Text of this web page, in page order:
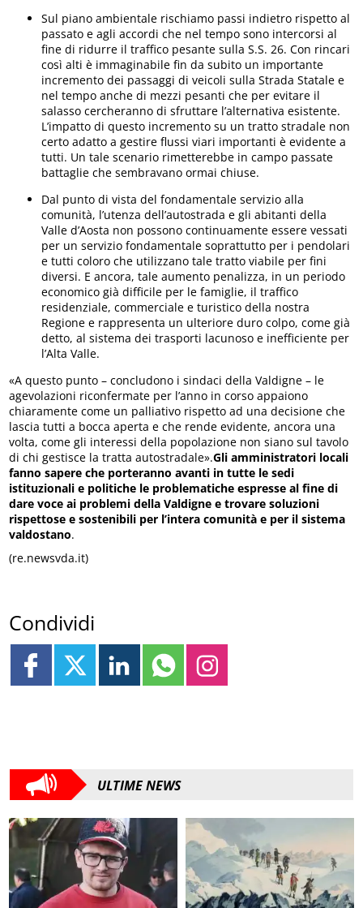
Sul piano ambientale rischiamo passi indietro rispetto al
passato e agli accordi che nel tempo sono intercorsi al
fine di ridurre il traffico pesante sulla S.S. 26. Con rincari
così alti è immaginabile fin da subito un importante
incremento dei passaggi di veicoli sulla Strada Statale e
nel tempo anche di mezzi pesanti che per evitare il
salasso cercheranno di sfruttare l’alternativa esistente.
L’impatto di questo incremento su un tratto stradale non
certo adatto a gestire flussi viari importanti è evidente a
tutti. Un tale scenario rimetterebbe in campo passate
battaglie che sembravano ormai chiuse.
Dal punto di vista del fondamentale servizio alla
comunità, l’utenza dell’autostrada e gli abitanti della
Valle d’Aosta non possono continuamente essere vessati
per un servizio fondamentale soprattutto per i pendolari
e tutti coloro che utilizzano tale tratto viabile per fini
diversi. E ancora, tale aumento penalizza, in un periodo
economico già difficile per le famiglie, il traffico
residenziale, commerciale e turistico della nostra
Regione e rappresenta un ulteriore duro colpo, come già
detto, al sistema dei trasporti lacunoso e inefficiente per
l’Alta Valle.
«A questo punto – concludono i sindaci della Valdigne – le
agevolazioni riconfermate per l’anno in corso appaiono
chiaramente come un palliativo rispetto ad una decisione che
lascia tutti a bocca aperta e che rende evidente, ancora una
volta, come gli interessi della popolazione non siano sul tavolo
di chi gestisce la tratta autostradale».Gli amministratori locali
fanno sapere che porteranno avanti in tutte le sedi
istituzionali e politiche le problematiche espresse al fine di
dare voce ai problemi della Valdigne e trovare soluzioni
rispettose e sostenibili per l’intera comunità e per il sistema
valdostano.
(re.newsvda.it)
Condividi
ULTIME NEWS